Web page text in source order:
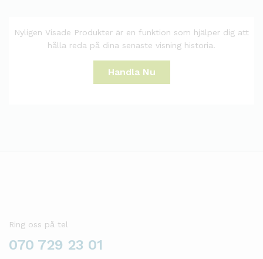
Nyligen Visade Produkter är en funktion som hjälper dig att
hålla reda på dina senaste visning historia.
Handla Nu
Ring oss på tel
070 729 23 01